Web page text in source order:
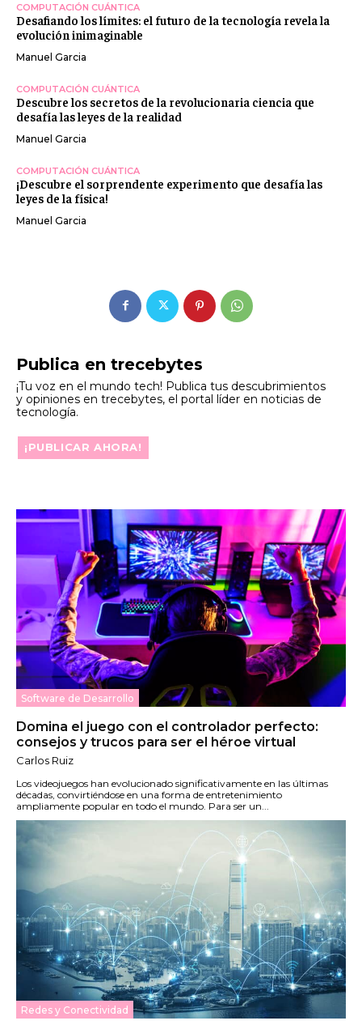
Publica en trecebytes
¡Tu voz en el mundo tech! Publica tus descubrimientos
y opiniones en trecebytes, el portal líder en noticias de
tecnología.
¡PUBLICAR AHORA!
Software de Desarrollo
Domina el juego con el controlador perfecto:
consejos y trucos para ser el héroe virtual
Carlos Ruiz
Los videojuegos han evolucionado significativamente en las últimas
décadas, convirtiéndose en una forma de entretenimiento
ampliamente popular en todo el mundo. Para ser un...
Redes y Conectividad
COMPUTACIÓN CUÁNTICA
Desafiando los límites: el futuro de la tecnología revela la
evolución inimaginable
Manuel Garcia
COMPUTACIÓN CUÁNTICA
Descubre los secretos de la revolucionaria ciencia que
desafía las leyes de la realidad
Manuel Garcia
COMPUTACIÓN CUÁNTICA
¡Descubre el sorprendente experimento que desafía las
leyes de la física!
Manuel Garcia